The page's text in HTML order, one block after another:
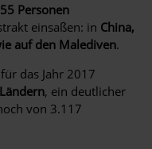
55 Personen
einsaßen: in China,
auf den Malediven.
das Jahr 2017
, ein deutlicher
von 3.117